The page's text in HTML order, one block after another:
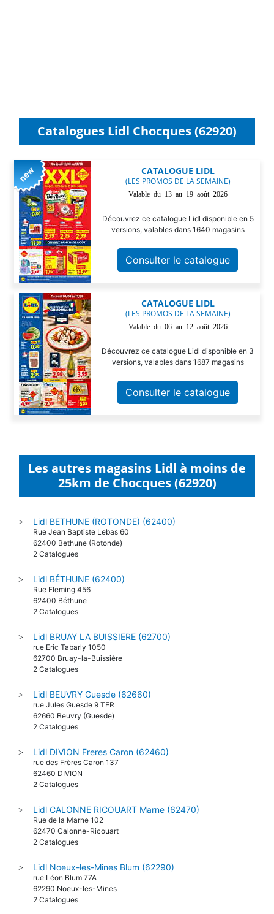
Catalogues Lidl Chocques (62920)
CATALOGUE LIDL
(LES PROMOS DE LA SEMAINE)
Valable du 13 au 19 août 2026
Découvrez ce catalogue Lidl disponible en 5
versions, valables dans 1640 magasins
Consulter le catalogue
CATALOGUE LIDL
(LES PROMOS DE LA SEMAINE)
Valable du 06 au 12 août 2026
Découvrez ce catalogue Lidl disponible en 3
versions, valables dans 1687 magasins
Consulter le catalogue
Les autres magasins Lidl à moins de
25km de Chocques (62920)
> Lidl BETHUNE (ROTONDE) (62400)
Rue Jean Baptiste Lebas 60
62400 Bethune (Rotonde)
2 Catalogues
> Lidl BÉTHUNE (62400)
Rue Fleming 456
62400 Béthune
2 Catalogues
> Lidl BRUAY LA BUISSIERE (62700)
rue Eric Tabarly 1050
62700 Bruay-la-Buissière
2 Catalogues
> Lidl BEUVRY Guesde (62660)
rue Jules Guesde 9 TER
62660 Beuvry (Guesde)
2 Catalogues
> Lidl DIVION Freres Caron (62460)
rue des Frères Caron 137
62460 DIVION
2 Catalogues
> Lidl CALONNE RICOUART Marne (62470)
Rue de la Marne 102
62470 Calonne-Ricouart
2 Catalogues
> Lidl Noeux-les-Mines Blum (62290)
rue Léon Blum 77A
62290 Noeux-les-Mines
2 Catalogues